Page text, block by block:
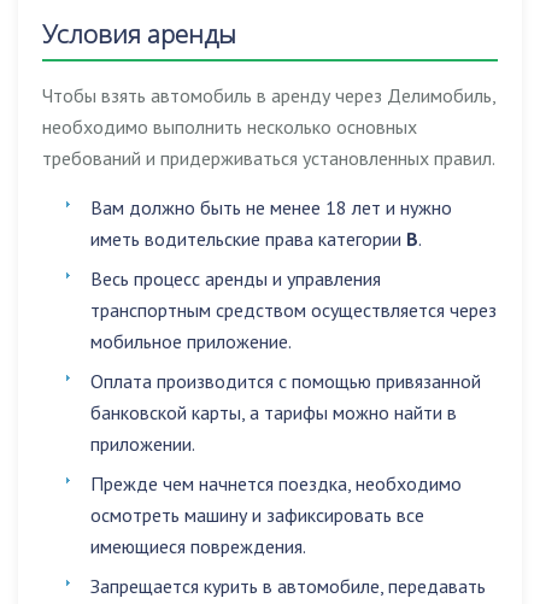
Условия аренды
Чтобы взять автомобиль в аренду через Делимобиль,
необходимо выполнить несколько основных
требований и придерживаться установленных правил.
Вам должно быть не менее 18 лет и нужно
иметь водительские права категории B.
Весь процесс аренды и управления
транспортным средством осуществляется через
мобильное приложение.
Оплата производится с помощью привязанной
банковской карты, а тарифы можно найти в
приложении.
Прежде чем начнется поездка, необходимо
осмотреть машину и зафиксировать все
имеющиеся повреждения.
Запрещается курить в автомобиле, передавать